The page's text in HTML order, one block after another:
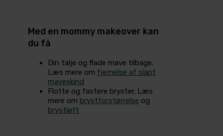
Med en mommy makeover kan
du få
Din talje og flade mave tilbage.
Læs mere om fjernelse af slapt
maveskind
Flotte og fastere bryster. Læs
mere om brystforstørrelse og
brystløft